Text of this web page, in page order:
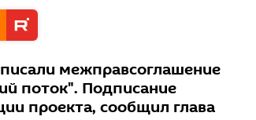
межправсоглашение
поток". Подписание
проекта, сообщил глава